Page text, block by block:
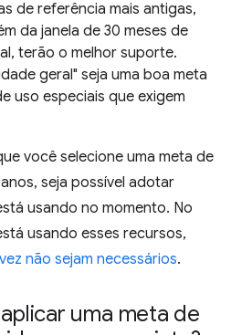
de referência mais antigas,
da janela de 30 meses de
terão o melhor suporte.
geral" seja uma boa meta
uso especiais que exigem
você selecione uma meta de
seja possível adotar
usando no momento. No
usando esses recursos,
não sejam necessários.
uma meta de